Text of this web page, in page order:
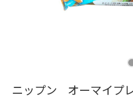
ニップン オーマイプ